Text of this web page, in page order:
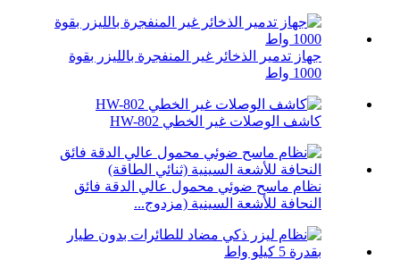
جهاز تدمير الذخائر غير المنفجرة بالليزر بقوة
1000 واط
كاشف الوصلات غير الخطي HW-802
نظام ماسح ضوئي محمول عالي الدقة فائق
النحافة للأشعة السينية (مزدوج...